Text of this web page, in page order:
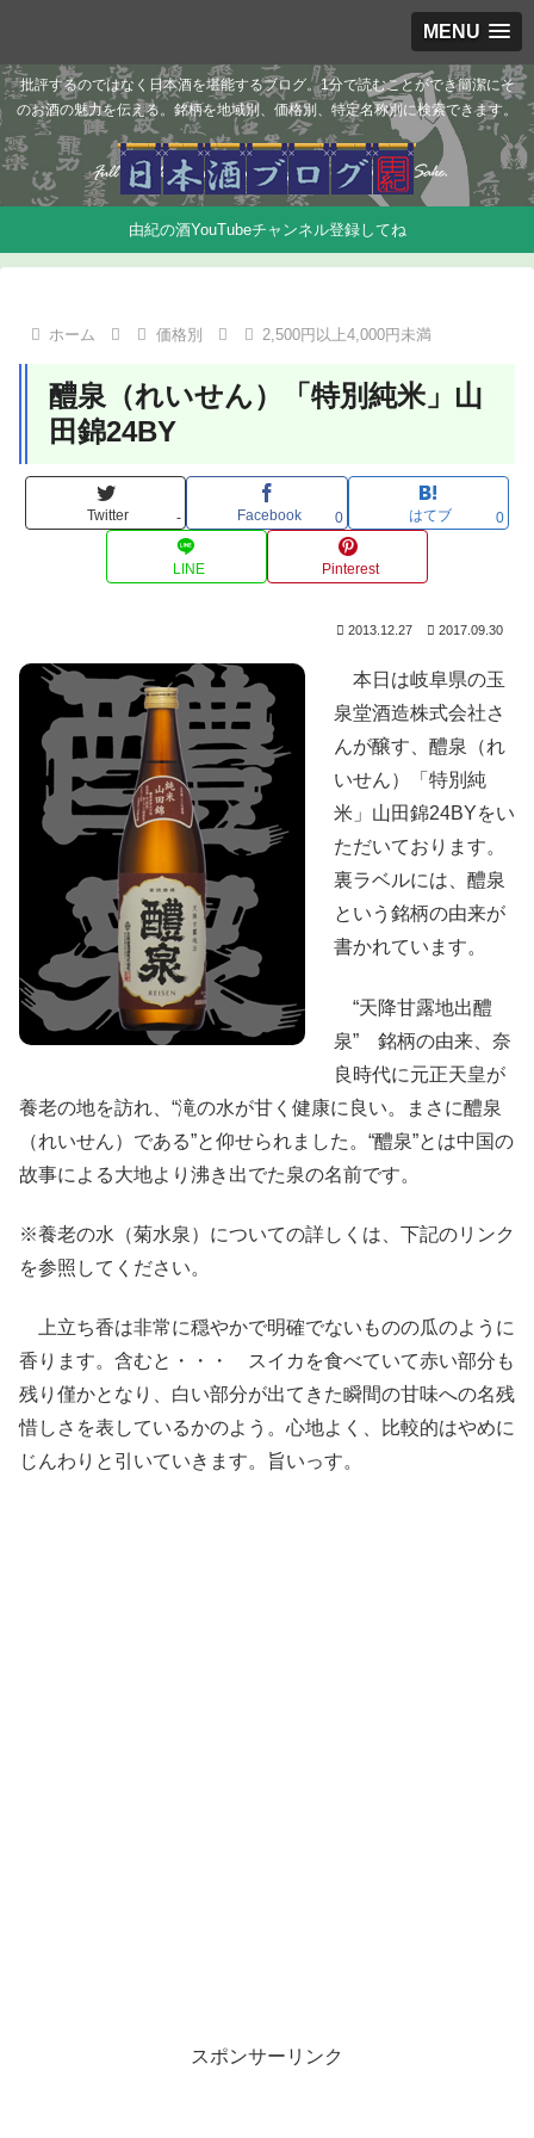
MENU
批評するのではなく日本酒を堪能するブログ。1分で読むことができ簡潔にそ
のお酒の魅力を伝える。銘柄を地域別、価格別、特定名称別に検索できます。
由紀の酒YouTubeチャンネル登録してね
ホーム 価格別 2,500円以上4,000円未満
醴泉（れいせん）「特別純米」山
田錦24BY
Twitter - Facebook 0 はてブ 0
LINE Pinterest
2013.12.27 2017.09.30
本日は岐阜県の玉
泉堂酒造株式会社さ
んが醸す、醴泉（れ
いせん）「特別純
米」山田錦24BYをい
ただいております。
裏ラベルには、醴泉
という銘柄の由来が
書かれています。
“天降甘露地出醴
泉” 銘柄の由来、奈
良時代に元正天皇が
養老の地を訪れ、“滝の水が甘く健康に良い。まさに醴泉
（れいせん）である”と仰せられました。“醴泉”とは中国の
故事による大地より沸き出でた泉の名前です。
※養老の水（菊水泉）についての詳しくは、下記のリンク
を参照してください。
上立ち香は非常に穏やかで明確でないものの瓜のように
香ります。含むと・・・ スイカを食べていて赤い部分も
残り僅かとなり、白い部分が出てきた瞬間の甘味への名残
惜しさを表しているかのよう。心地よく、比較的はやめに
じんわりと引いていきます。旨いっす。
スポンサーリンク